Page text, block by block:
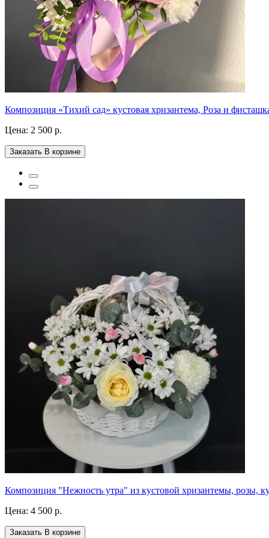
Композиция «Тихий сад» кустовая хризантема, Роза и
Цена: 2 500 р.
Заказать В корзине
Композиция "Нежность утра" из кустовой хризантемы, розы,
Цена: 4 500 р.
Заказать В корзине